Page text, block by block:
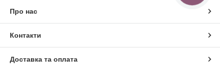
Про нас
Контакти
Доставка та оплата